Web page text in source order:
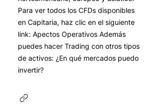
Para ver todos los CFDs disponibles
en Capitaria, haz clic en el siguiente
link: Apectos Operativos Además
puedes hacer Trading con otros tipos
de activos: ¿En qué mercados puedo
invertir?